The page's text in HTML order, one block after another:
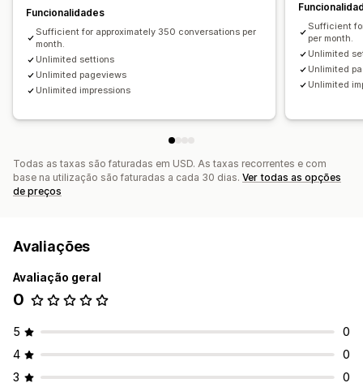
Cor e tipo de letra
Mensagens de boas-vindas
Botões de conversa
Avatar de agente
Funcionalidades
Sufficient for approximately 350 conversations per
month.
Unlimited settions
Unlimited pageviews
Unlimited impressions
Sufficient
per month.
Unlimited
Unlimited
Unlimited
Todas as taxas são faturadas em USD. As taxas recorrentes e com
base na utilização são faturadas a cada 30 dias. Ver todas as opções
de preços
Avaliações
Avaliação geral
0
5
0
4
0
3
0